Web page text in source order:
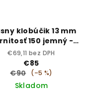
klobúčik 13 mm
150 jemný -
sterilný
€69,11 bez DPH
€85
€90
(–5 %)
Skladom